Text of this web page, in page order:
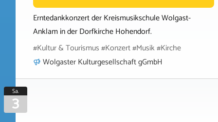
Erntedankkonzert der Kreismusikschule Wolgast-
Anklam in der Dorfkirche Hohendorf.
#Kultur & Tourismus #Konzert #Musik #Kirche
Wolgaster Kulturgesellschaft gGmbH
Sa.
3